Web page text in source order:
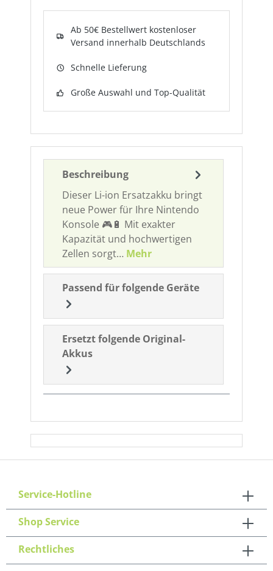
Ab 50€ Bestellwert kostenloser
Versand innerhalb Deutschlands
Schnelle Lieferung
Große Auswahl und Top-Qualität
Beschreibung
Dieser Li-ion Ersatzakku bringt
neue Power für Ihre Nintendo
Konsole 🎮🔋 Mit exakter
Kapazität und hochwertigen
Zellen sorgt… Mehr
Passend für folgende Geräte
Ersetzt folgende Original-
Akkus
Service-Hotline
Shop Service
Rechtliches